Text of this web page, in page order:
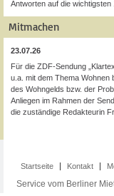
Antworten auf die wichtigsten
Mitmachen
23.07.26
Für die ZDF-Sendung
u.a. mit dem Thema
des Wohngelds bzw. der
Anliegen im Rahmen der
die zuständige Redakteurin
Startseite Kontakt
Service vom Berliner